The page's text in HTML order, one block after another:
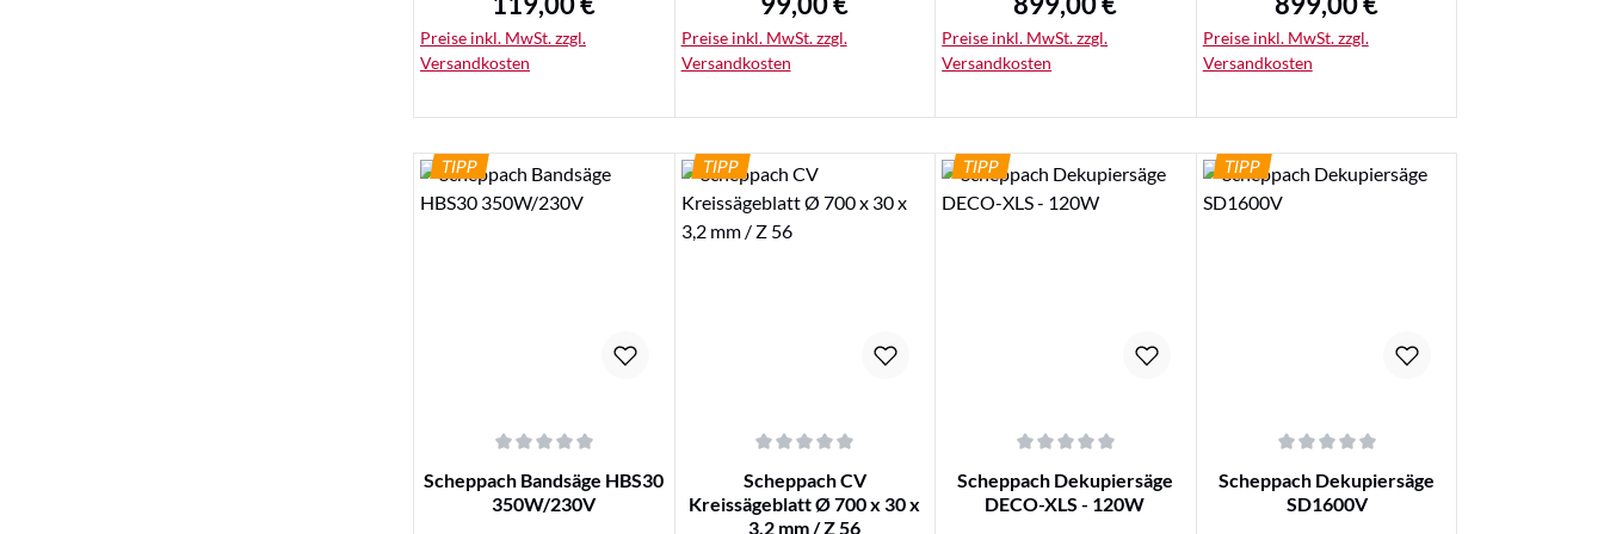
Preise inkl. MwSt. zzgl.
Versandkosten
Preise inkl. MwSt. zzgl.
Versandkosten
Details
Preise inkl. MwSt. zzgl.
Versandkosten
Preise inkl. MwSt. zzgl.
Versandkosten
TIPP
Durchschnittliche Bewertung von 0 von 5 Sternen
Scheppach Bandsäge HBS30
350W/230V
TIPP
Durchschnittliche Bewertung von 0 von 5 Sternen
Scheppach CV
Kreissägeblatt Ø 700 x 30 x
3,2 mm / Z 56
TIPP
Durchschnittliche Bewertung von 0 von 5 Sternen
Scheppach Dekupiersäge
DECO-XLS - 120W
TIPP
Durchschnittliche Bewertung von 0 von 5
Scheppach Dekupiersäge
SD1600V